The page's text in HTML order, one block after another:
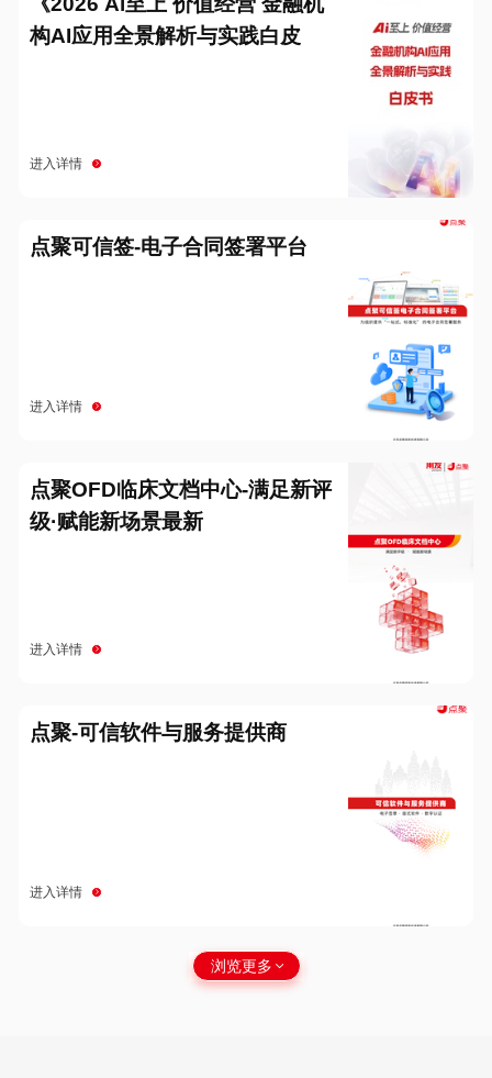
构AI应用全景解析与实践白皮
进入详情
点聚可信签-电子合同签署平台
进入详情
点聚OFD临床文档中心-满足新评
级·赋能新场景最新
进入详情
点聚-可信软件与服务提供商
进入详情
浏览更多